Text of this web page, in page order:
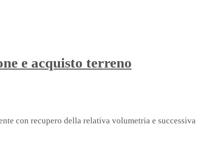
e acquisto terreno
con recupero della relativa volumetria e successiva